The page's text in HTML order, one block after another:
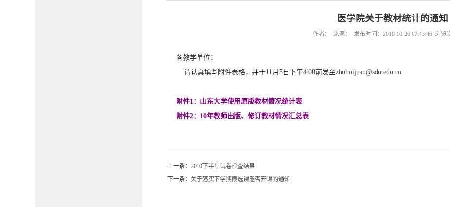
医学院关于教材统计的通知
作者： 来源： 发布时间：2010-10-26 07:43:46 浏览
各教学单位：
请认真填写附件表格，并于11月5日下午4:00前发至zhuhuijuan@sdu.edu.cn
附件1：山东大学使用原版教材情况统计表
附件2：10年教师出版、修订教材情况汇总表
上一条： 2010下半年试卷检查结果
下一条： 关于落实下学期限选课能否开课的通知